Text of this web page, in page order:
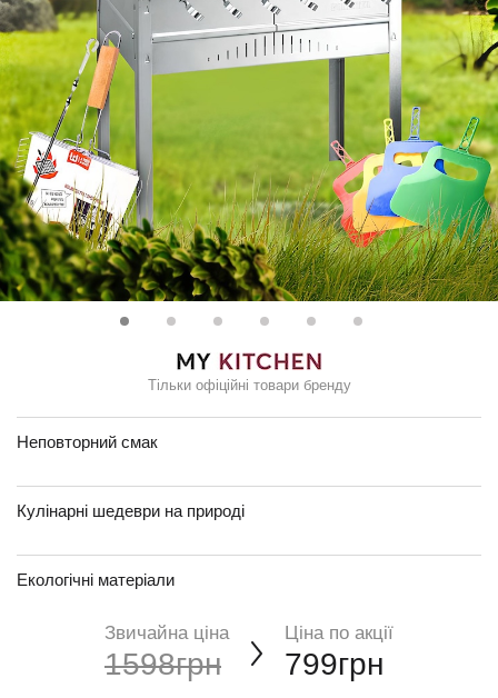
Тільки офіційні товари бренду
Неповторний смак
Кулінарні шедеври на природі
Екологічні матеріали
Звичайна ціна
1598грн
Ціна по акції
799грн